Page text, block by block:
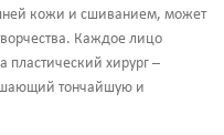
кожи и сшиванием, может
Каждое лицо
пластический хирург –
тончайшую и